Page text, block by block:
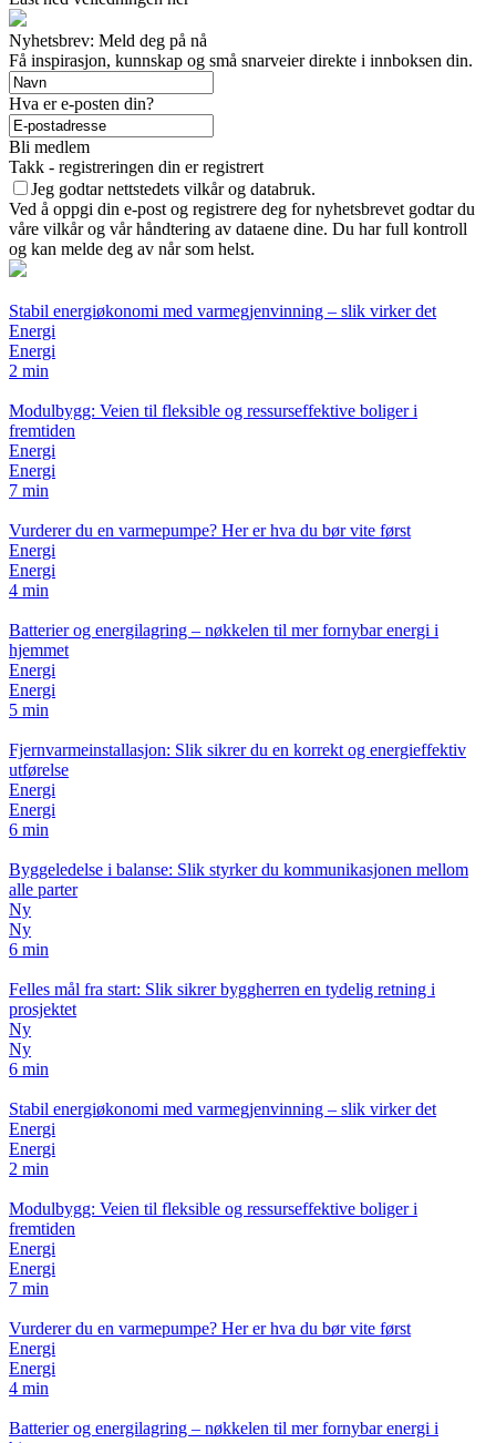
Nyhetsbrev: Meld deg på nå
Få inspirasjon, kunnskap og små snarveier direkte i innboksen din.
Hva er e-posten din?
Bli medlem
Takk - registreringen din er registrert
Jeg godtar nettstedets vilkår og databruk.
Ved å oppgi din e-post og registrere deg for nyhetsbrevet godtar du
våre vilkår og vår håndtering av dataene dine. Du har full kontroll
og kan melde deg av når som helst.
Stabil energiøkonomi med varmegjenvinning – slik virker det
Energi
Energi
2 min
Modulbygg: Veien til fleksible og ressurseffektive boliger i
fremtiden
Energi
Energi
7 min
Vurderer du en varmepumpe? Her er hva du bør vite først
Energi
Energi
4 min
Batterier og energilagring – nøkkelen til mer fornybar energi i
hjemmet
Energi
Energi
5 min
Fjernvarmeinstallasjon: Slik sikrer du en korrekt og energieffektiv
utførelse
Energi
Energi
6 min
Byggeledelse i balanse: Slik styrker du kommunikasjonen mellom
alle parter
Ny
Ny
6 min
Felles mål fra start: Slik sikrer byggherren en tydelig retning i
prosjektet
Ny
Ny
6 min
Stabil energiøkonomi med varmegjenvinning – slik virker det
Energi
Energi
2 min
Modulbygg: Veien til fleksible og ressurseffektive boliger i
fremtiden
Energi
Energi
7 min
Vurderer du en varmepumpe? Her er hva du bør vite først
Energi
Energi
4 min
Batterier og energilagring – nøkkelen til mer fornybar energi i